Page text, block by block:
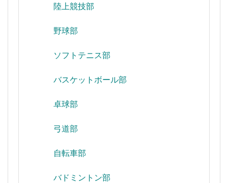
陸上競技部
野球部
ソフトテニス部
バスケットボール部
卓球部
弓道部
自転車部
バドミントン部